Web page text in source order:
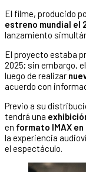
El filme, producido
estreno mundial el
lanzamiento
El proyecto estaba
2025; sin embargo,
luego de realizar
acuerdo con
Previo a su
tendrá una
en formato IMAX
la experiencia
el espectáculo.